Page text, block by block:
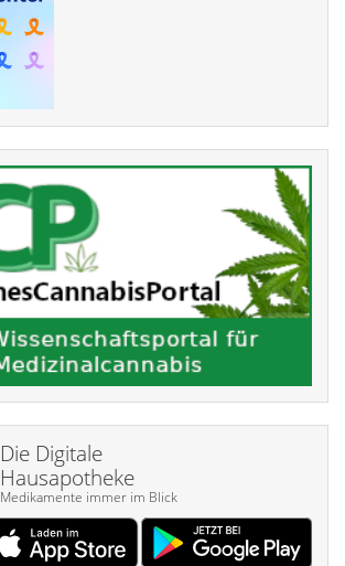
Die Digitale
Hausapotheke
Medikamente immer im Blick